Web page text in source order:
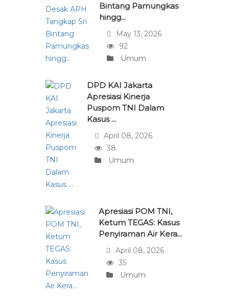
Bintang Pamungkas
hingg...
May 13, 2026
92
Umum
DPD KAI Jakarta
Apresiasi Kinerja
Puspom TNI Dalam
Kasus ...
April 08, 2026
38
Umum
Apresiasi POM TNI,
Ketum TEGAS: Kasus
Penyiraman Air Kera...
April 08, 2026
35
Umum